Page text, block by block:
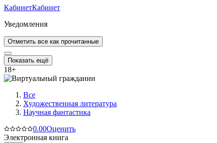
КабинетКабинет
Уведомления
Отметить все как прочитанные
Показать ещё
18+
Все
Художественная литература
Научная фантастика
0.00Оценить
Электронная книга